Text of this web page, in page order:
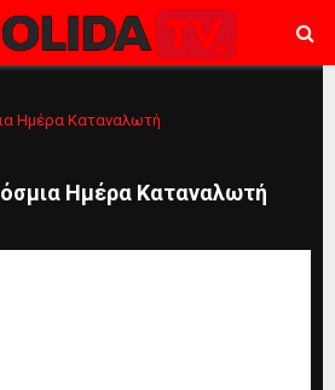
Ημέρα Καταναλωτή
Ημέρα Καταναλωτή